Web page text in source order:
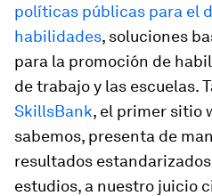
políticas públicas para el
habilidades, soluciones
para la promoción de
de trabajo y las escuelas.
SkillsBank, el primer sitio
sabemos, presenta de
resultados
estudios, a nuestro juicio